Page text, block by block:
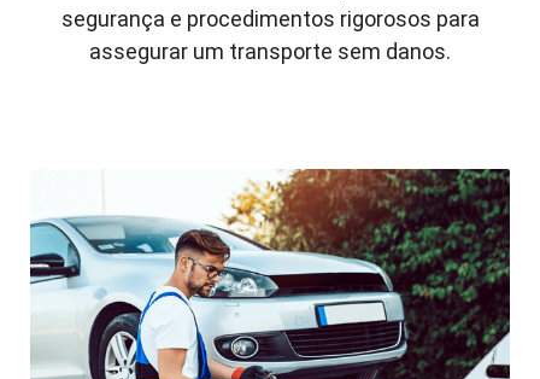
segurança e procedimentos rigorosos para
assegurar um transporte sem danos.